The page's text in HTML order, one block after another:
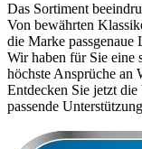
Das Sortiment
Von bewährten
die Marke
Wir haben für Sie eine
höchste Ansprüche an
Entdecken Sie jetzt
passende